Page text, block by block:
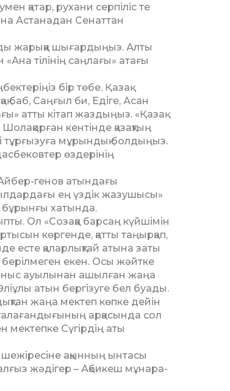
қатар, рухани серпіліс те
Астанадан Сенаттан
жарыққа шығардыңыз. Алты
тілінің саңлағы» атағы
бір төбе. Қазақ
баб, Саңғыл би, Едіге, Асан
атты кітап жаздыңыз. «Қазақ
кентінде қазақтың
тұрғызуға мұрындық болдыңыз.
өздерінің
генов атындағы
ең үздік жазушысы»
бұрынғы хатында.
Ол «Созаққа барсаң күйшімін
көргенде, қатты таңыр­қап,
есте қаларлық­тай атына заты
екен. Осы жәйтке
ауылынан ашыл­ған жаңа
атын бергізуге бел буады.
жаңа мектеп көпке дейін
арқасында сол
Сүгірдің аты
шежіресіне ақынның ынтасы
жәдігер – Ақбикеш мұнара­